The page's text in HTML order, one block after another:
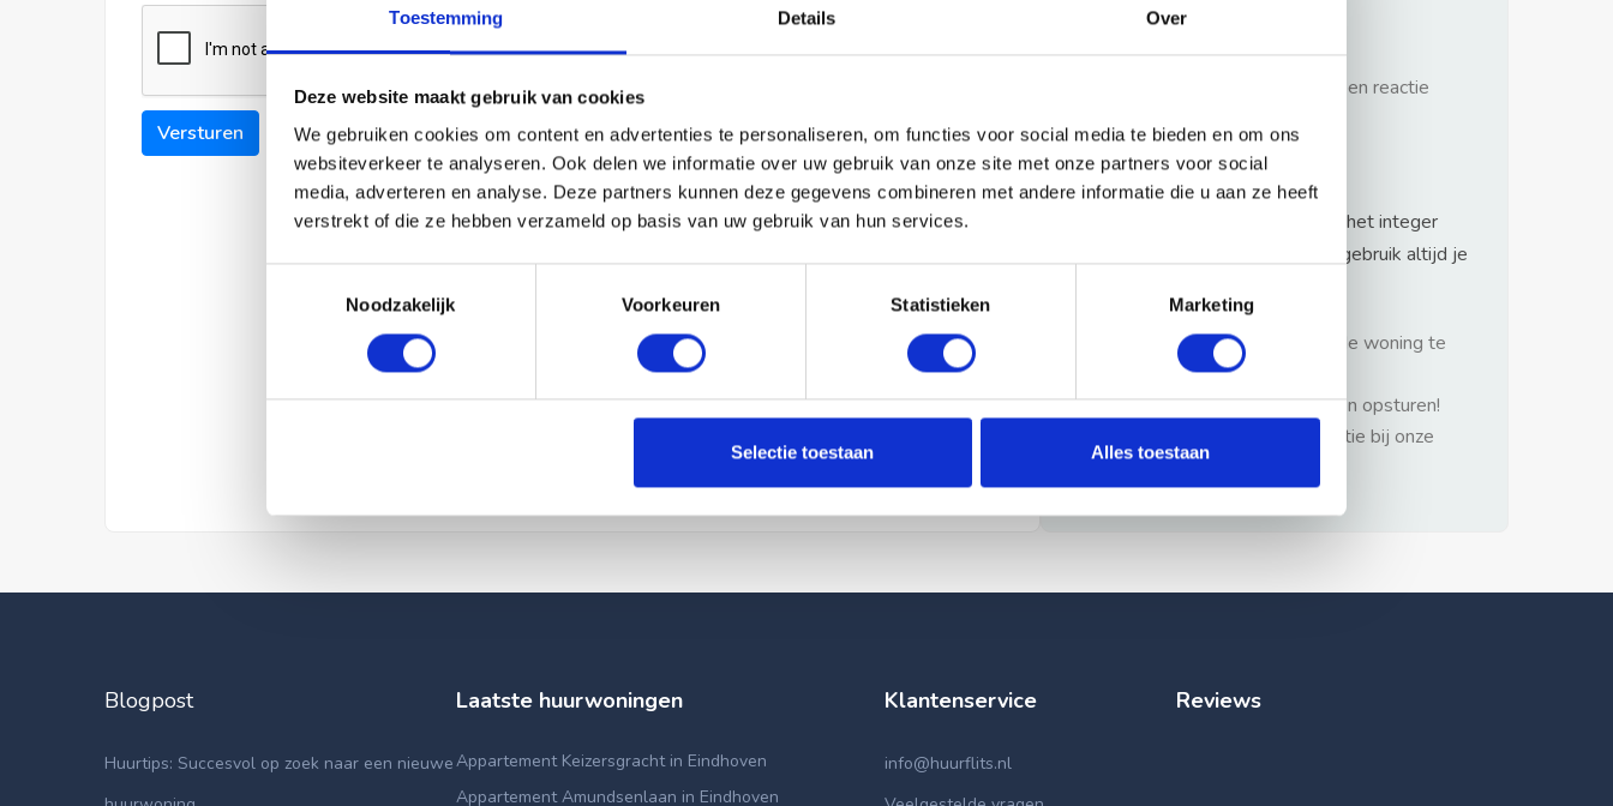
Toestemming Details Over
Deze website maakt gebruik van cookies
We gebruiken cookies om content en advertenties te personaliseren, om functies voor social media te bieden en om ons
websiteverkeer te analyseren. Ook delen we informatie over uw gebruik van onze site met onze partners voor social
media, adverteren en analyse. Deze partners kunnen deze gegevens combineren met andere informatie die u aan ze heeft
verstrekt of die ze hebben verzameld op basis van uw gebruik van hun services.
Noodzakelijk
Voorkeuren Statistieken Marketing
Selectie toestaan Alles toestaan
Versturen
Wacht niet met reageren. Snel een reactie
Waarschuwing
Huurflits hecht veel waarde aan het integer
handelen van verhuurders maar gebruik altijd je
1: Nooit vooraf betalen zonder de woning te
hebben gezien.
2: Geen persoonlijke documenten opsturen!
3: Meld bij misbruik de advertentie bij onze
klantenservice.
Blogpost
Huurtips: Succesvol op zoek naar een nieuwe
Laatste huurwoningen
Appartement Keizersgracht in Eindhoven
Appartement Amundsenlaan in Eindhoven
Klantenservice
info@huurflits.nl
Reviews